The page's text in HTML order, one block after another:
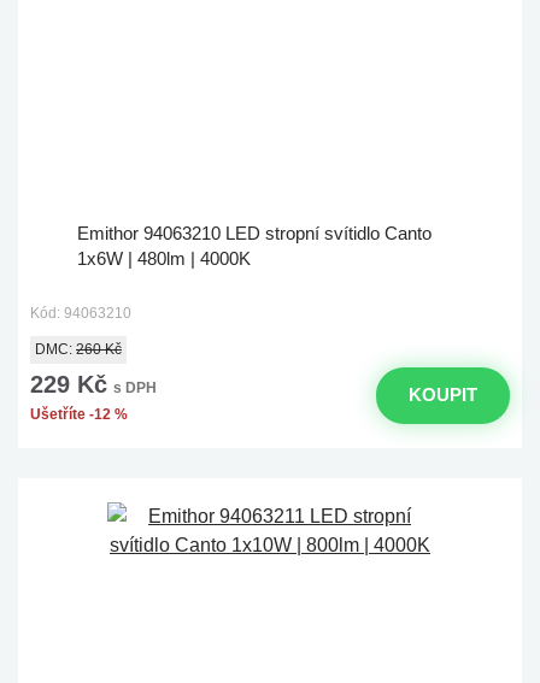
Emithor 94063210 LED stropní svítidlo Canto
1x6W | 480lm | 4000K
Kód: 94063210
DMC: 260 Kč
229 Kč s DPH
Ušetříte -12 %
KOUPIT